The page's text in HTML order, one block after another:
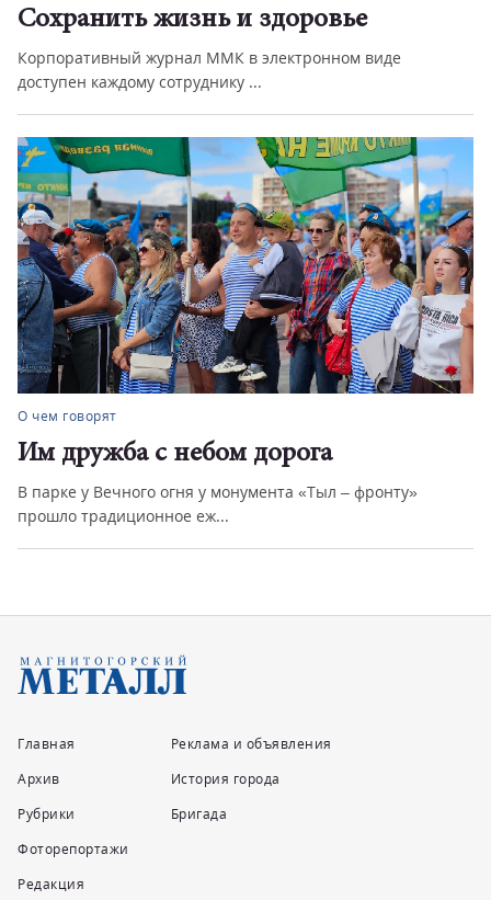
Сохранить жизнь и здоровье
Корпоративный журнал ММК в электронном виде
доступен каждому сотруднику ...
О чем говорят
Им дружба с небом дорога
В парке у Вечного огня у монумента «Тыл – фронту»
прошло традиционное еж...
Главная
Архив
Рубрики
Фоторепортажи
Редакция
Реклама и объявления
История города
Бригада